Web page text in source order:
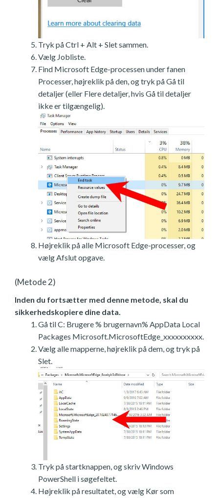
Tryk på Ctrl + Alt + Slet sammen.
Vælg Jobliste.
Find Microsoft Edge-processen under fanen
Processer, højreklik på den, og tryk på Gå til
detaljer (eller Flere detaljer, hvis Gå til detaljer
ikke er tilgængelig).
Højreklik på alle Microsoft Edge-processer, og
vælg Afslut opgave.
(Metode 2)
Inden du fortsætter med denne metode, skal du
sikkerhedskopiere dine data.
Gå til C: Brugere % brugernavn% AppData Local
Packages Microsoft.MicrosoftEdge_xxxxxxxxxx.
Vælg alle mapperne, højreklik på dem, og tryk på
Slet.
Tryk på startknappen, og skriv Windows
PowerShell i søgefeltet.
Højreklik på resultatet, og vælg Kør som